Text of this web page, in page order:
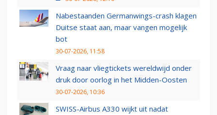
Nabestaanden Germanwings-crash klagen
Duitse staat aan, maar vangen mogelijk
bot
30-07-2026, 11:58
Vraag naar vliegtickets wereldwijd onder
druk door oorlog in het Midden-Oosten
30-07-2026, 10:36
SWISS-Airbus A330 wijkt uit nadat